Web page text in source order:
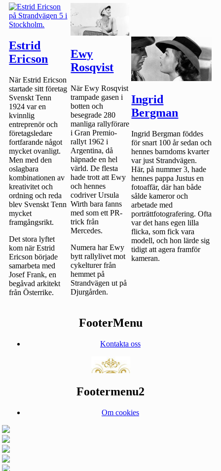
Estrid
Ericson
När Estrid Ericson
startade sitt företag
Svenskt Tenn
1924 var en
kvinnlig
entreprenör och
företagsledare
fortfarande något
mycket ovanligt.
Men med den
oslagbara
kombinationen av
kreativitet och
ordning och reda
blev Svenskt Tenn
mycket
framgångsrikt.
Det stora lyftet
kom när Estrid
Ericson började
samarbeta med
Josef Frank, en
begåvad arkitekt
från Österrike.
Ewy
Rosqvist
När Ewy Rosqvist
trampade gasen i
botten och
besegrade 280
manliga rallyförare
i Gran Premio-
rallyt 1962 i
Argentina, då
häpnade en hel
värld. De flesta
hade trott att Ewy
och hennes
codriver Ursula
Wirth bara fanns
med som ett PR-
trick från
Mercedes.
Numera har Ewy
bytt rallylivet mot
cykelturer från
hemmet på
Strandvägen ut på
Djurgården.
Ingrid
Bergman
Ingrid Bergman föddes
för snart 100 år sedan och
hennes barndoms kvarter
var just Strandvägen.
Här, på nummer 3, hade
hennes pappa Justus en
fotoaffär, där han både
sålde kameror och
arbetade med
porträttfotografering. Ofta
var det hans egen lilla
flicka, som fick vara
modell, och hon lärde sig
tidigt att agera framför
kameran.
FooterMenu
Kontakta oss
Footermenu2
Om cookies